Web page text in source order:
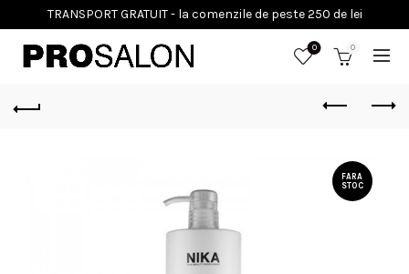
0 0
FARA
STOC